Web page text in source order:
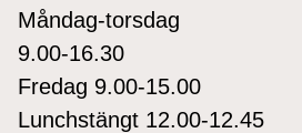
Måndag-torsdag
9.00-16.30
Fredag 9.00-15.00
Lunchstängt 12.00-12.45